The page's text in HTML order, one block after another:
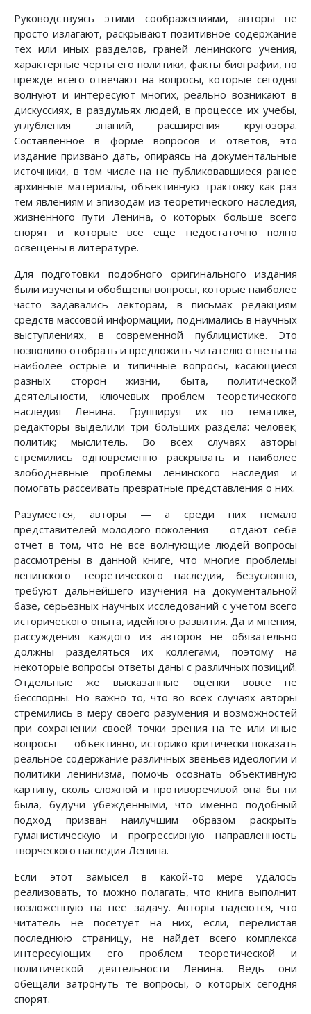
Руководствуясь этими соображениями, авторы не
просто излагают, раскрывают позитивное содержание
тех или иных разделов, граней ленинского учения,
характерные черты его политики, факты биографии, но
прежде всего отвечают на вопросы, которые сегодня
волнуют и интересуют многих, реально возникают в
дискуссиях, в раздумьях людей, в процессе их учебы,
углубления знаний, расширения кругозора.
Составленное в форме вопросов и ответов, это
издание призвано дать, опираясь на документальные
источники, в том числе на не публиковавшиеся ранее
архивные материалы, объективную трактовку как раз
тем явлениям и эпизодам из теоретического наследия,
жизненного пути Ленина, о которых больше всего
спорят и которые все еще недостаточно полно
освещены в литературе.
Для подготовки подобного оригинального издания
были изучены и обобщены вопросы, которые наиболее
часто задавались лекторам, в письмах редакциям
средств массовой информации, поднимались в научных
выступлениях, в современной публицистике. Это
позволило отобрать и предложить читателю ответы на
наиболее острые и типичные вопросы, касающиеся
разных сторон жизни, быта, политической
деятельности, ключевых проблем теоретического
наследия Ленина. Группируя их по тематике,
редакторы выделили три больших раздела: человек;
политик; мыслитель. Во всех случаях авторы
стремились одновременно раскрывать и наиболее
злободневные проблемы ленинского наследия и
помогать рассеивать превратные представления о них.
Разумеется, авторы — а среди них немало
представителей молодого поколения — отдают себе
отчет в том, что не все волнующие людей вопросы
рассмотрены в данной книге, что многие проблемы
ленинского теоретического наследия, безусловно,
требуют дальнейшего изучения на документальной
базе, серьезных научных исследований с учетом всего
исторического опыта, идейного развития. Да и мнения,
рассуждения каждого из авторов не обязательно
должны разделяться их коллегами, поэтому на
некоторые вопросы ответы даны с различных позиций.
Отдельные же высказанные оценки вовсе не
бесспорны. Но важно то, что во всех случаях авторы
стремились в меру своего разумения и возможностей
при сохранении своей точки зрения на те или иные
вопросы — объективно, историко-критически показать
реальное содержание различных звеньев идеологии и
политики ленинизма, помочь осознать объективную
картину, сколь сложной и противоречивой она бы ни
была, будучи убежденными, что именно подобный
подход призван наилучшим образом раскрыть
гуманистическую и прогрессивную направленность
творческого наследия Ленина.
Если этот замысел в какой-то мере удалось
реализовать, то можно полагать, что книга выполнит
возложенную на нее задачу. Авторы надеются, что
читатель не посетует на них, если, перелистав
последнюю страницу, не найдет всего комплекса
интересующих его проблем теоретической и
политической деятельности Ленина. Ведь они
обещали затронуть те вопросы, о которых сегодня
спорят.